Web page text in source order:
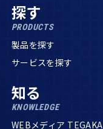
探す
PRODUCTS
製品を探す
サービスを探す
知る
KNOWLEDGE
WEBメディア